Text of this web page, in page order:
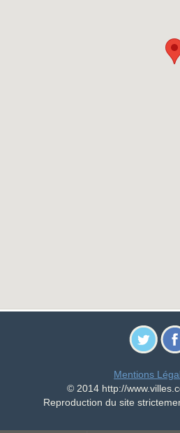
Mentions
© 2014 http://
Reproduction du site